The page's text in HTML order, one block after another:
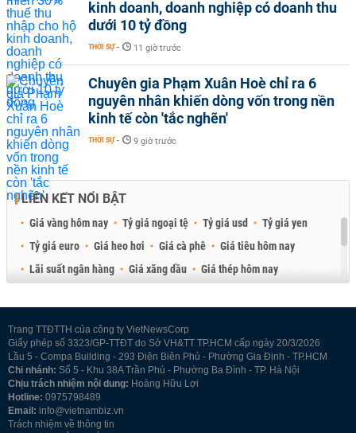
kinh doanh, doanh nghiệp có doanh thu
dưới 10 tỷ đồng
THỜI SỰ - 11 giờ trước
Chuyên gia Phạm Xuân Hoè chỉ ra 6
nguyên nhân khiến dòng vốn trong nền
kinh tế còn 'tắc nghẽn'
THỜI SỰ - 9 giờ trước
LIÊN KẾT NỔI BẬT
Giá vàng hôm nay Tỷ giá ngoại tệ Tỷ giá usd
Tỷ giá yen
Tỷ giá euro
Giá heo hơi Giá cà phê
Giá tiêu hôm nay
Lãi suất ngân hàng
Giá xăng dầu
Giá thép hôm nay
Trang TTĐTTH của công ty VietNewsCorp
Giấy phép số 3323/GP-TTĐT do Sở VH&TT TP.HCM cấp ngày 20/3/2026
Lầu 5 - Compa Building - 293 Điện Biên Phủ - Phường Gia Định - TP.HCM
Chi nhánh: Số 5 - Khu 38A Trần Phú - Phường Ba Đình - TP. Hà Nội
Chịu trách nhiệm nội dung: Hoàng Hữu Lợi
Hotline: 0975798489
Email: info@vietnambiz.vn
Trách nhiệm về thông tin